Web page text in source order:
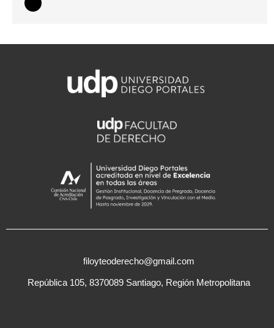
filoyteoderecho@gmail.com
República 105, 8370089 Santiago, Región Metropolitana